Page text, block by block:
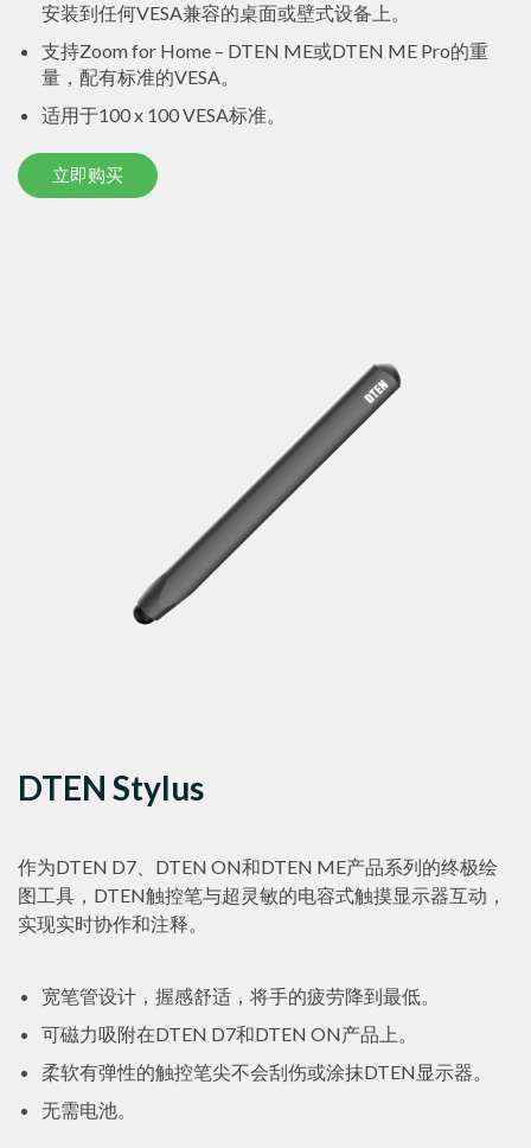
安装到任何VESA兼容的桌面或壁式设备上。
支持Zoom for Home – DTEN ME或DTEN ME Pro的重
量，配有标准的VESA。
适用于100 x 100 VESA标准。
立即购买
DTEN Stylus
作为DTEN D7、DTEN ON和DTEN ME产品系列的终极绘
图工具，DTEN触控笔与超灵敏的电容式触摸显示器互动，
实现实时协作和注释。
宽笔管设计，握感舒适，将手的疲劳降到最低。
可磁力吸附在DTEN D7和DTEN ON产品上。
柔软有弹性的触控笔尖不会刮伤或涂抹DTEN显示器。
无需电池。